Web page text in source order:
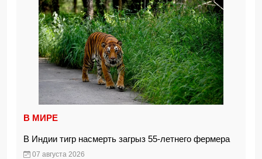
В МИРЕ
В Индии тигр насмерть загрыз 55-летнего фермера
07 августа 2026